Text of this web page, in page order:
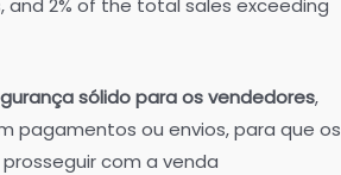
2% of the total sales exceeding
sólido para os vendedores,
pagamentos ou envios, para que os
com a venda